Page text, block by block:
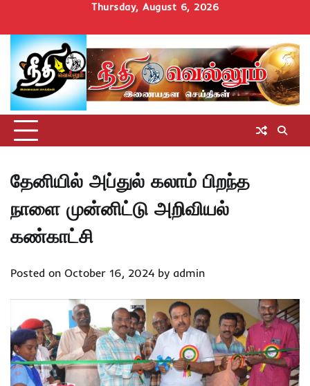
content
Thursday, August 6, 2026
Homeசெய்திகள்
தமிழ்நாடுமாவட்டச்செய்திகள்
அரசியல்ஆன்மிகம்
சட்டம்
அறிவோம்
சினிமாUncategorized
தேனியில் அப்துல் கலாம் பிறந்த
நாளை முன்னிட்டு அறிவியல்
கண்காட்சி
Posted on October 16, 2024 by admin